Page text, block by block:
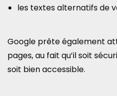
les textes alternatifs de
Google prête également
pages, au fait qu’il soit
soit bien accessible.